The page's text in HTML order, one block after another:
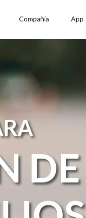
Compañía App
DE